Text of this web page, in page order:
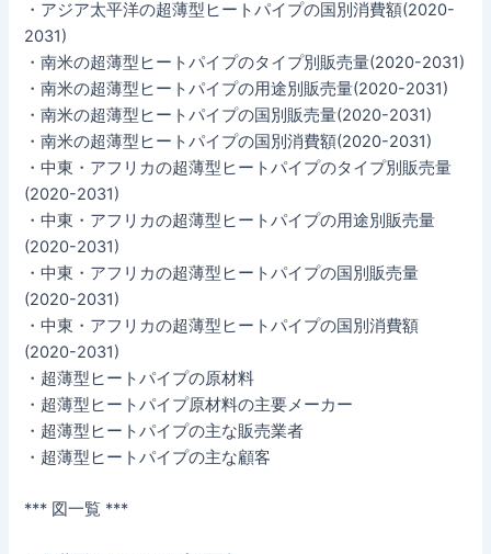
・アジア太平洋の超薄型ヒートパイプの国別消費額(2020-
2031)
・南米の超薄型ヒートパイプのタイプ別販売量(2020-2031)
・南米の超薄型ヒートパイプの用途別販売量(2020-2031)
・南米の超薄型ヒートパイプの国別販売量(2020-2031)
・南米の超薄型ヒートパイプの国別消費額(2020-2031)
・中東・アフリカの超薄型ヒートパイプのタイプ別販売量
(2020-2031)
・中東・アフリカの超薄型ヒートパイプの用途別販売量
(2020-2031)
・中東・アフリカの超薄型ヒートパイプの国別販売量
(2020-2031)
・中東・アフリカの超薄型ヒートパイプの国別消費額
(2020-2031)
・超薄型ヒートパイプの原材料
・超薄型ヒートパイプ原材料の主要メーカー
・超薄型ヒートパイプの主な販売業者
・超薄型ヒートパイプの主な顧客
*** 図一覧 ***